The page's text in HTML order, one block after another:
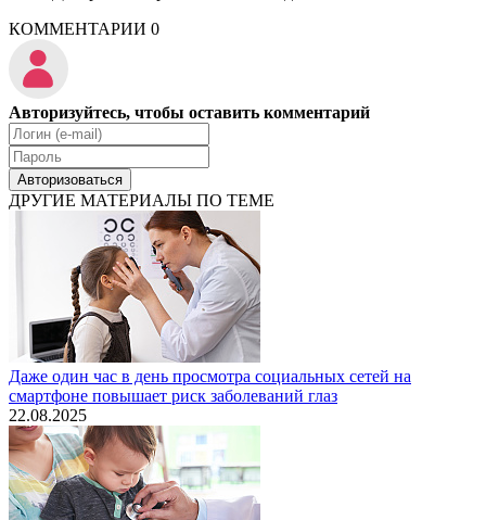
КОММЕНТАРИИ 0
Авторизуйтесь, чтобы оставить комментарий
Авторизоваться
ДРУГИЕ МАТЕРИАЛЫ ПО ТЕМЕ
Даже один час в день просмотра социальных сетей на
смартфоне повышает риск заболеваний глаз
22.08.2025